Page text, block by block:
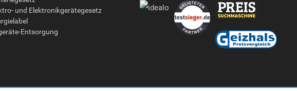
und Elektronikgerätegesetz
Entsorgung